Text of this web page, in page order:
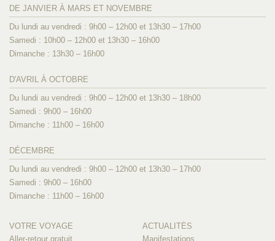
DE JANVIER À MARS ET NOVEMBRE
Du lundi au vendredi : 9h00 – 12h00 et 13h30 – 17h00
Samedi : 10h00 – 12h00 et 13h30 – 16h00
Dimanche : 13h30 – 16h00
D'AVRIL À OCTOBRE
Du lundi au vendredi : 9h00 – 12h00 et 13h30 – 18h00
Samedi : 9h00 – 16h00
Dimanche : 11h00 – 16h00
DÉCEMBRE
Du lundi au vendredi : 9h00 – 12h00 et 13h30 – 17h00
Samedi : 9h00 – 16h00
Dimanche : 11h00 – 16h00
VOTRE VOYAGE
Aller-retour gratuit
ACTUALITÉS
Manifestations